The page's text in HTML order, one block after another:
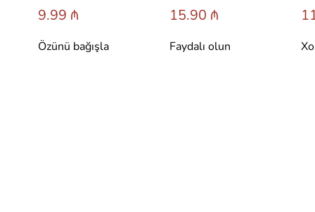
9.99 ₼
Özünü bağışla
15.90 ₼
Faydalı olun